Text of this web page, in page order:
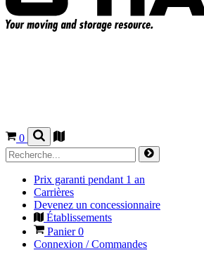
0
Prix garanti pendant 1 an
Carrières
Devenez un concessionnaire
Établissements
Panier0
Connexion / Commandes